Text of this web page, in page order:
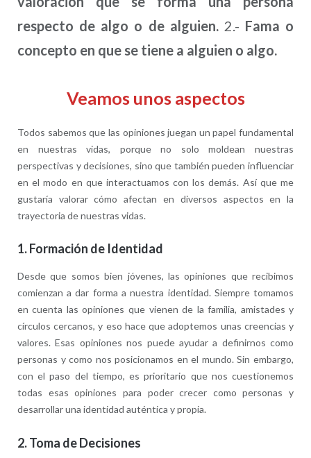
respecto de algo o de alguien.2.- Fama o
concepto en que se tiene a alguien o algo.
Veamos unos aspectos
Todos sabemos que las opiniones juegan un papel fundamental
en nuestras vidas, porque no solo moldean nuestras
perspectivas y decisiones, sino que también pueden influenciar
en el modo en que interactuamos con los demás. Así que me
gustaría valorar cómo afectan en diversos aspectos en la
trayectoria de nuestras vidas.
1.Formación de Identidad
Desde que somos bien jóvenes, las opiniones que recibimos
comienzan a dar forma a nuestra identidad. Siempre tomamos
en cuenta las opiniones que vienen de la familia, amistades y
círculos cercanos, y eso hace que adoptemos unas creencias y
valores. Esas opiniones nos puede ayudar a definirnos como
personas y como nos posicionamos en el mundo. Sin embargo,
con el paso del tiempo, es prioritario que nos cuestionemos
todas esas opiniones para poder crecer como personas y
desarrollar una identidad auténtica y propia.
2.Toma de Decisiones